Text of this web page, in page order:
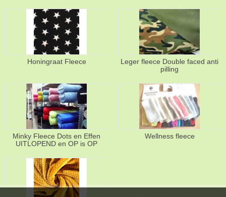
Honingraat Fleece
Leger fleece Double faced anti
pilling
Minky Fleece Dots en Effen
UITLOPEND en OP is OP
Wellness fleece